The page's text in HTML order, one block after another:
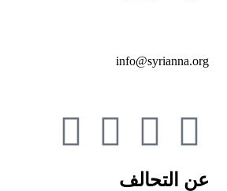
info@syrianna.org
عن التحالف